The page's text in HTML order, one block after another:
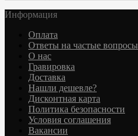
Информация
Оплата
Ответы на частые вопросы
О нас
Гравировка
Доставка
Нашли дешевле?
Дисконтная карта
Политика безопасности
Условия соглашения
Вакансии